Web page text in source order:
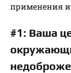
применения и
#1: Ваша